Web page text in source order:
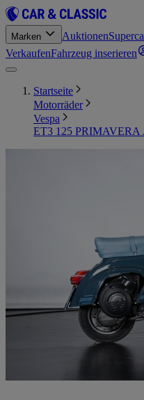
Marken Auktionen
VerkaufenFahrzeug inserieren
Startseite
Motorräder
Vespa
ET3 125 PRIMAVERA